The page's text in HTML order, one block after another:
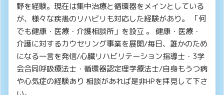
野を経験。現在は集中治療と循環器をメインとしている
が、様々な疾患のリハビリも対応した経験があり。 「何
でも健康・医療・介護相談所」を設立 。 健康・医療・
介護に対するカウセリング事業を展開/毎日、誰かのため
になる一言を発信/心臓リハビリテーション指導士・3学
会合同呼吸療法士・循環器認定理学療法士/自身もうつ病
や心気症の経験あり 相談があれば是非HPを拝見して下さ